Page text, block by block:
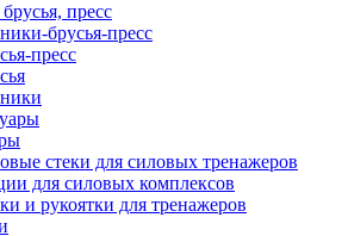
пресс
брусья-пресс
пресс
стеки для силовых тренажеров
для силовых комплексов
и рукоятки для тренажеров